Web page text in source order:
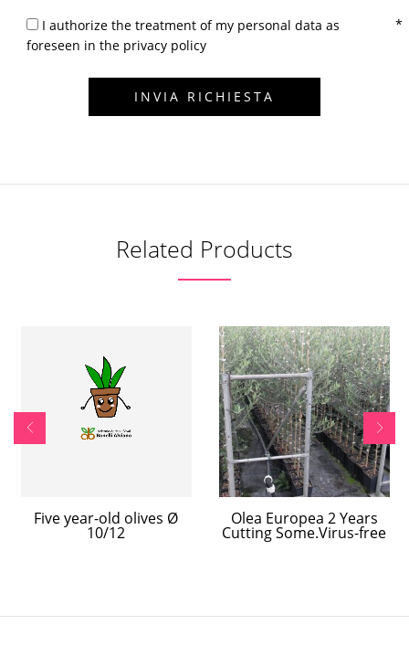
I authorize the treatment of my personal data as
foreseen in the privacy policy
Related Products
Five year-old olives Ø
10/12
Olea Europea 2 Years
Cutting Some.Virus-free